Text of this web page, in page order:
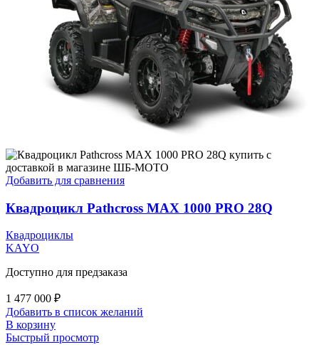
Добавить для сравнения
Квадроцикл Pathcross MAX 1000 PRO 28Q
Квадроциклы
KAYO
Доступно для предзаказа
1 477 000 ₽
Добавить в список желаний
В корзину
Быстрый просмотр